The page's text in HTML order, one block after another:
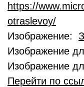
https://
otraslevoy/
Изображение:
Изображение
Изображение
Перейти по